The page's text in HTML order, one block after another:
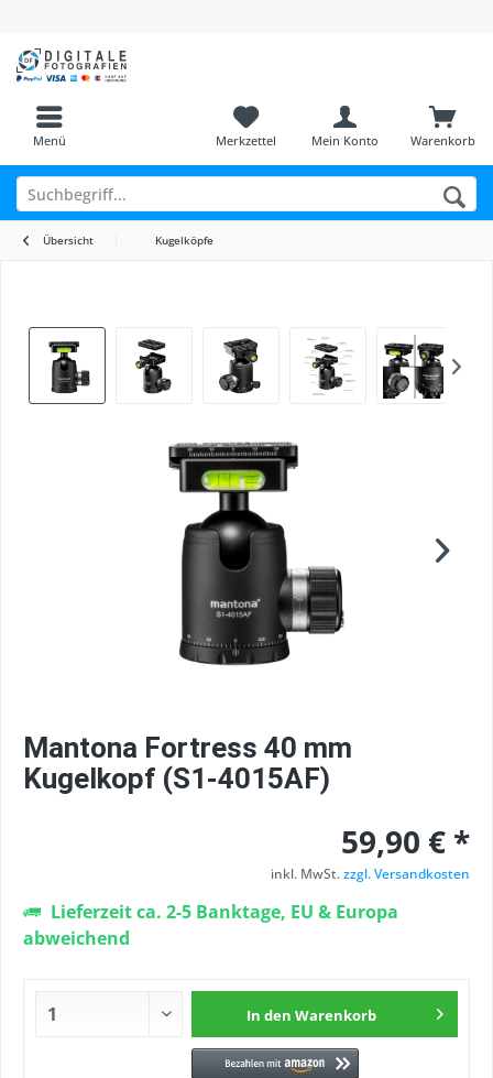
Menü Warenkorb
Merkzettel Mein Konto
Übersicht Kugelköpfe
Mantona Fortress 40 mm
Kugelkopf (S1-4015AF)
59,90 € *
inkl. MwSt.zzgl. Versandkosten
Lieferzeit ca. 2-5 Banktage, EU & Europa
abweichend
In den Warenkorb